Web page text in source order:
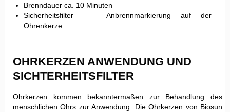
Brenndauer ca. 10 Minuten
Sicherheitsfilter – Anbrennmarkierung auf der
Ohrenkerze
OHRKERZEN ANWENDUNG UND
SICHTERHEITSFILTER
Ohrkerzen kommen bekanntermaßen zur Behandlung des
menschlichen Ohrs zur Anwendung. Die Ohrkerzen von Biosun